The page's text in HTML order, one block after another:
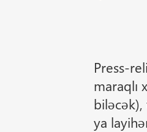
Press-
maraqlı
biləcək),
ya